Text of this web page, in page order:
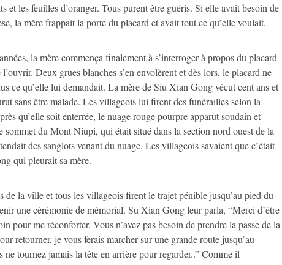
et les feuilles d’oranger. Tous purent être guéris. Si elle avait besoin de
la mère frappait la porte du placard et avait tout ce qu’elle voulait.
la mère commença finalement à s’interroger à propos du placard
Deux grues blanches s’en envolèrent et dès lors, le placard ne
ce qu’elle lui demandait. La mère de Siu Xian Gong vécut cent ans et
sans être malade. Les villageois lui firent des funérailles selon la
qu’elle soit enterrée, le nuage rouge pourpre apparut soudain et
sommet du Mont Niupi, qui était situé dans la section nord ouest de la
des sanglots venant du nuage. Les villageois savaient que c’était
qui pleurait sa mère.
de la ville et tous les villageois firent le trajet pénible jusqu’au pied du
une cérémonie de mémorial. Su Xian Gong leur parla, “Merci d’être
pour me réconforter. Vous n’avez pas besoin de prendre la passe de la
retourner, je vous ferais marcher sur une grande route jusqu’au
ne tournez jamais la tête en arrière pour regarder..” Comme il